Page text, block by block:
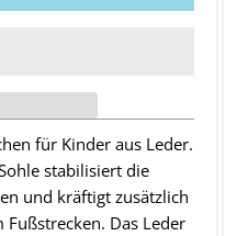
für Kinder aus Leder.
stabilisiert die
und kräftigt zusätzlich
Das Leder